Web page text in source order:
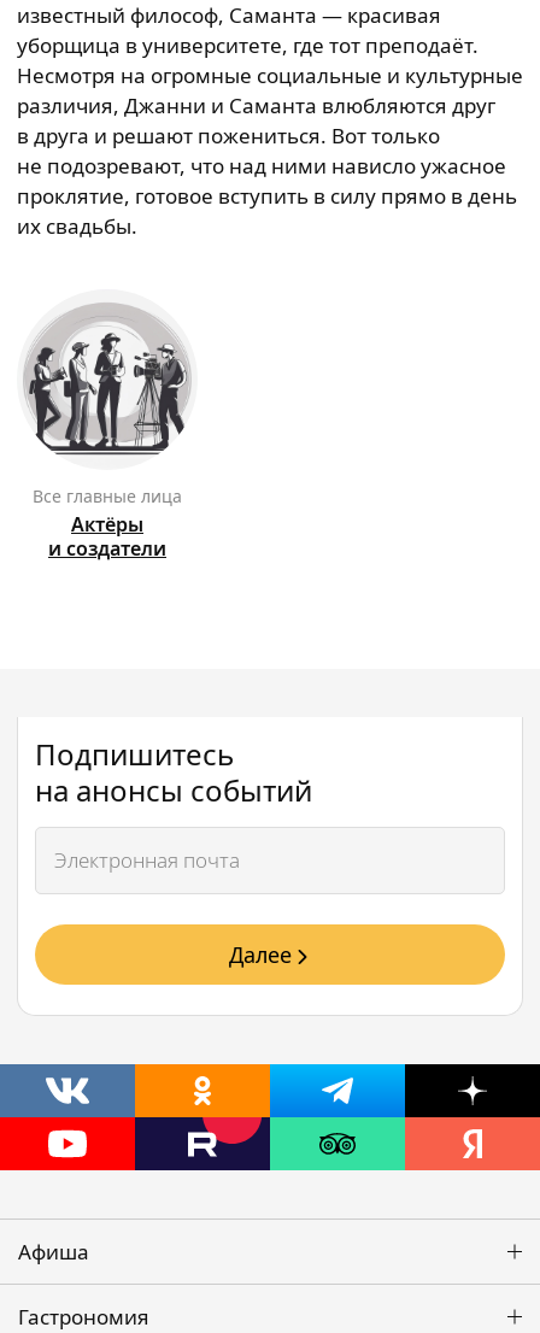
известный философ, Саманта — красивая
уборщица в университете, где тот преподаёт.
Несмотря на огромные социальные и культурные
различия, Джанни и Саманта влюбляются друг
в друга и решают пожениться. Вот только
не подозревают, что над ними нависло ужасное
проклятие, готовое вступить в силу прямо в день
их свадьбы.
Все главные лица
Актёры
и создатели
Подпишитесь
на анонсы событий
Далее
Афиша
Гастрономия